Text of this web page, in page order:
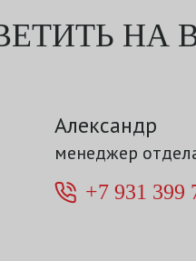
НА
Александр
менеджер
+7 931 399